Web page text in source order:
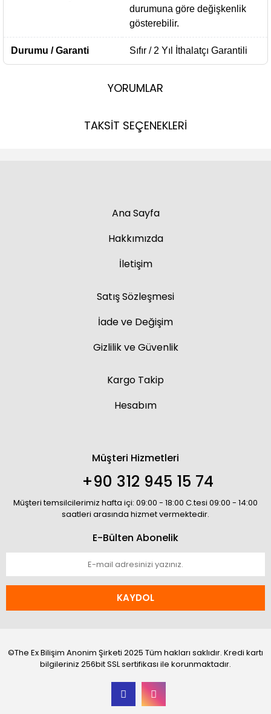
durumuna göre değişkenlik
gösterebilir.
Durumu / Garanti Sıfır / 2 Yıl İthalatçı Garantili
YORUMLAR
TAKSİT SEÇENEKLERİ
Ana Sayfa
Hakkımızda
İletişim
Satış Sözleşmesi
İade ve Değişim
Gizlilik ve Güvenlik
Kargo Takip
Hesabım
Müşteri Hizmetleri
+90 312 945 15 74
Müşteri temsilcilerimiz hafta içi: 09:00 - 18:00 C.tesi 09:00 - 14:00
saatleri arasında hizmet vermektedir.
E-Bülten Abonelik
KAYDOL
©The Ex Bilişim Anonim Şirketi 2025 Tüm hakları saklıdır. Kredi kartı
bilgileriniz 256bit SSL sertifikası ile korunmaktadır.